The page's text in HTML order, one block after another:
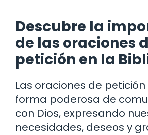
Descubre la
de las oraciones
petición en la
Las oraciones de petición
forma poderosa de
con Dios, expresando
necesidades, deseos y